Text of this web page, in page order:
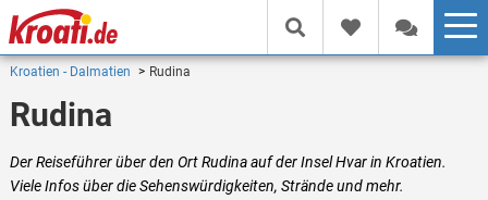
Kroatien - Dalmatien Rudina
Rudina
Der Reiseführer über den Ort Rudina auf der Insel Hvar in Kroatien.
Viele Infos über die Sehenswürdigkeiten, Strände und mehr.